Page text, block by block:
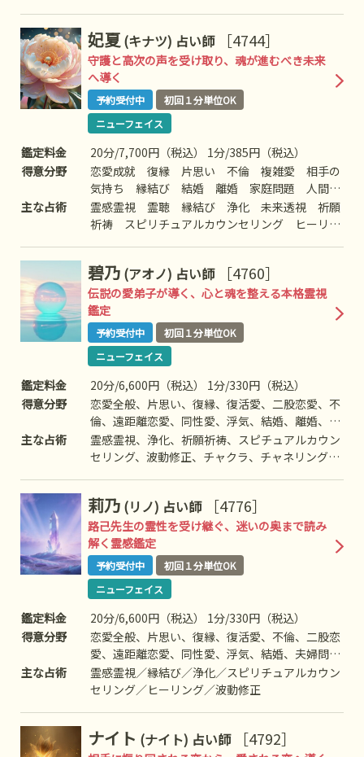
物、故人、心霊相談など
護霊対話、霊障除去、高次との交信、呪術など
妃夏 (キナツ) 占い師 ［4744］
守護と高次の声を受け取り、魂が進むべき未来
へ導く
予約受付中
初回１分単位OK
ニューフェイス
鑑定料金
20分/7,700円（税込） 1分/385円（税込）
得意分野
恋愛成就 復縁 片思い 不倫 複雑愛 相手の
気持ち 縁結び 結婚 離婚 家庭問題 人間関
係 仕事 人生相談 心の迷い 前世・過去
世 守護霊からのメッセージ 亡くなった方のお
主な占術
霊感霊視 霊聴 縁結び 浄化 未来透視 祈願
祈祷 スピリチュアルカウンセリング ヒーリン
種祈願
碧乃 (アオノ) 占い師 ［4760］
伝説の愛弟子が導く、心と魂を整える本格霊視
鑑定
予約受付中
初回１分単位OK
ニューフェイス
鑑定料金
20分/6,600円（税込） 1分/330円（税込）
得意分野
恋愛全般、片思い、復縁、復活愛、二股恋愛、不
倫、遠距離恋愛、同性愛、浮気、結婚、離婚、夫
婦問題、家庭/家族問題、親子、育児、教育、介
護、引っ越し、仕事全般、進路、人間関係、相
主な占術
霊感霊視、浄化、祈願祈祷、スピチュアルカウン
セリング、波動修正、チャクラ、チャネリング、
莉乃 (リノ) 占い師 ［4776］
路己先生の霊性を受け継ぐ、迷いの奥まで読み
解く霊感鑑定
予約受付中
初回１分単位OK
ニューフェイス
鑑定料金
20分/6,600円（税込） 1分/330円（税込）
得意分野
恋愛全般、片思い、復縁、復活愛、不倫、二股恋
愛、遠距離恋愛、同性愛、浮気、結婚、夫婦問
題、家庭や家族の問題、親子、育児、教育、介
護、仕事、適職、経営、進路、人間関係、相性、
主な占術
霊感霊視／縁結び／浄化／スピリチュアルカウン
セリング／ヒーリング／波動修正
ナイト (ナイト) 占い師 ［4792］